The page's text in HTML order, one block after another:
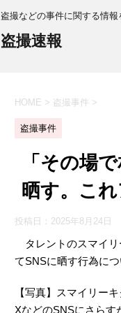
盗撮などの事件に関する情報
盗撮速報
HOME > 盗撮事件 >
盗撮事件
「その場
晒す。こ
投稿日： 2025年8月24日
タレントのスマイリ
てSNSに晒す行為に
【写真】スマイリー
XなどのSNSにさらす